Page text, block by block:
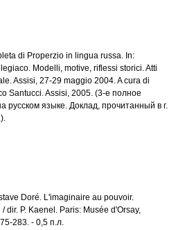
di Properzio in lingua russa. In:
Modelli, motive, riflessi storici. Atti
Assisi, 27-29 maggio 2004. A cura di
Santucci. Assisi, 2005. (3-е полное
русском языке. Доклад, прочитанный в г.
Doré. L'imaginaire au pouvoir.
dir. P. Kaenel. Paris: Musée d'Orsay,
283. - 0,5 п.л.